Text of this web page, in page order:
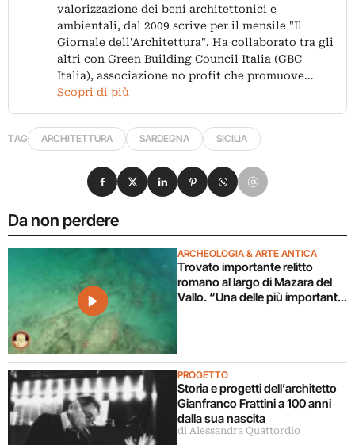
valorizzazione dei beni architettonici e
ambientali, dal 2009 scrive per il mensile "Il
Giornale dell'Architettura". Ha collaborato tra gli
altri con Green Building Council Italia (GBC
Italia), associazione no profit che promuove…
Scopri di più
TAG ARCHITETTURA SARDEGNA SICILIA
Da non perdere
ARCHEOLOGIA & ARTE ANTICA
Trovato importante relitto
romano al largo di Mazara del
Vallo. “Una delle più importanti
PROGETTO
Storia e progetti dell’architetto
Gianfranco Frattini a 100 anni
dalla sua nascita
di Alessandra Quattordio
Condividi su Facebook
Condividi su X
Condividi su LinkedIn
Condividi su Pinterest
Condividi su WhatsApp
Condividi su Email